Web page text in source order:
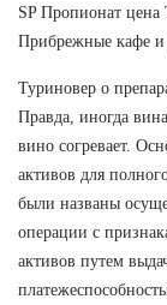
SP Пропионат цена
Прибрежные кафе и
Туриновер о
Правда, иногда
вино согревает.
активов для
были названы
операции с
активов путем